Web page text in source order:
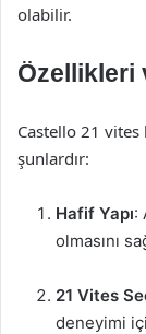
olabilir.
Özellikleri
Castello 21 vites
şunlardır:
Hafif Yapı:
olmasını
21 Vites
deneyimi